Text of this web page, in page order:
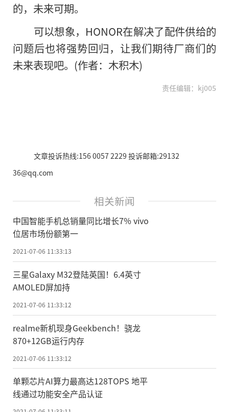
的，未来可期。
可以想象，HONOR在解决了配件供给的
问题后也将强势回归，让我们期待厂商们的
未来表现吧。(作者：木积木)
责任编辑：kj005
文章投诉热线:156 0057 2229 投诉邮箱:29132
36@qq.com
相关新闻
中国智能手机总销量同比增长7% vivo
位居市场份额第一
2021-07-06 11:33:13
三星Galaxy M32登陆英国！6.4英寸
AMOLED屏加持
2021-07-06 11:33:12
realme新机现身Geekbench！骁龙
870+12GB运行内存
2021-07-06 11:33:12
单颗芯片AI算力最高达128TOPS 地平
线通过功能安全产品认证